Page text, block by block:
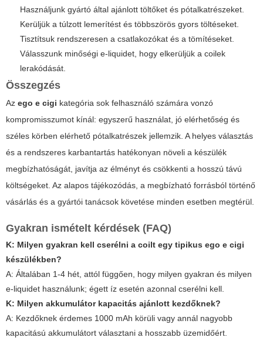
Használjunk gyártó által ajánlott töltőket és pótalkatrészeket.
Kerüljük a túlzott lemerítést és többszörös gyors töltéseket.
Tisztítsuk rendszeresen a csatlakozókat és a tömítéseket.
Válasszunk minőségi e-liquidet, hogy elkerüljük a coilek
lerakódását.
Összegzés
Az ego e cigi kategória sok felhasználó számára vonzó
kompromisszumot kínál: egyszerű használat, jó elérhetőség és
széles körben elérhető pótalkatrészek jellemzik. A helyes választás
és a rendszeres karbantartás hatékonyan növeli a készülék
megbízhatóságát, javítja az élményt és csökkenti a hosszú távú
költségeket. Az alapos tájékozódás, a megbízható forrásból történő
vásárlás és a gyártói tanácsok követése minden esetben megtérül.
Gyakran ismételt kérdések (FAQ)
K: Milyen gyakran kell cserélni a coilt egy tipikus ego e cigi
készülékben?
A: Általában 1-4 hét, attól függően, hogy milyen gyakran és milyen
e-liquidet használunk; égett íz esetén azonnal cserélni kell.
K: Milyen akkumulátor kapacitás ajánlott kezdőknek?
A: Kezdőknek érdemes 1000 mAh körüli vagy annál nagyobb
kapacitású akkumulátort választani a hosszabb üzemidőért.